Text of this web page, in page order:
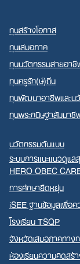
ทุนสร้างโอกาส
ทุนเสมอภาค
ทุนนวัตกรรมสายอา
ทุนครูรัก(ษ์)ถิ่น
ทุนพัฒนาอาชีพและน
ทุนพระกนิษฐาสัมมาชี
นวัตกรรมต้นแบบ
ระบบการแนะแนวดูแ
HERO OBEC
การศึกษายืดหยุ่น
iSEE ฐานข้อมูลเพื่อ
โรงเรียน TSQP
จังหวัดเสมอภาคทาง
ห้องเรียนความคิดสร้